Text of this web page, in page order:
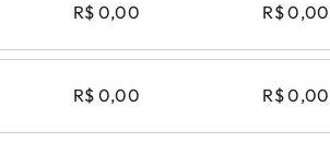
R$ 0,00 R$ 0,00
R$ 0,00 R$ 0,00